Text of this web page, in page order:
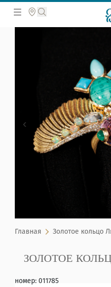
Главная Золотое кольцо
ЗОЛОТОЕ
номер: 011785